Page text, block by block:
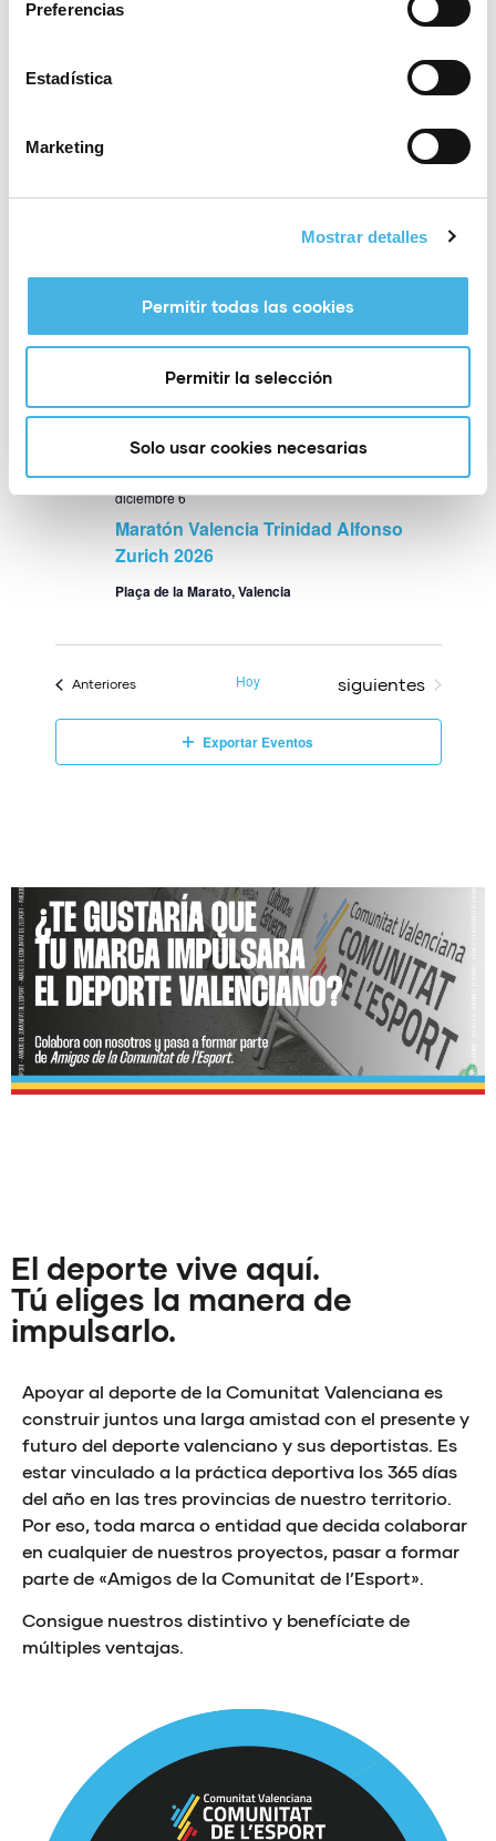
Preferencias
Estadística
Marketing
Mostrar detalles
Permitir todas las cookies
Permitir la selección
Solo usar cookies necesarias
DICIEMBRE 2026
diciembre 6
Maratón Valencia Trinidad Alfonso
Zurich 2026
Plaça de la Marato, Valencia
AnterioresEventos Hoy siguientesEventos
Exportar Eventos
El deporte vive aquí.
Tú eliges la manera de
impulsarlo.
Apoyar al deporte de la Comunitat Valenciana es
construir juntos una larga amistad con el presente y
futuro del deporte valenciano y sus deportistas. Es
estar vinculado a la práctica deportiva los 365 días
del año en las tres provincias de nuestro territorio.
Por eso, toda marca o entidad que decida colaborar
en cualquier de nuestros proyectos, pasar a formar
parte de «Amigos de la Comunitat de l’Esport».
Consigue nuestros distintivo y benefíciate de
múltiples ventajas.